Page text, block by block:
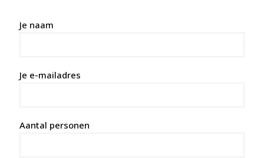
Je naam
Je e-mailadres
Aantal personen